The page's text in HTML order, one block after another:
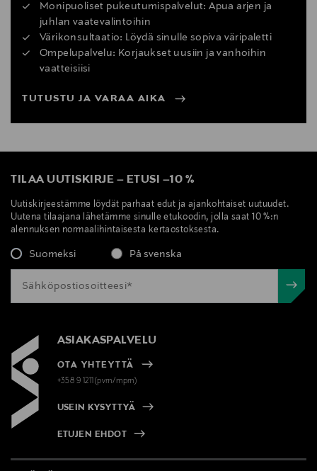
Monipuoliset pukeutumispalvelut: Apua arjen ja
juhlan vaatevalintoihin
Värikonsultaatio: Löydä sinulle sopiva väripaletti
Ompelupalvelu: Korjaukset uusiin ja vanhoihin
vaatteisiisi
TUTUSTU JA VARAA AIKA
TILAA UUTISKIRJE – ETUSI –10 %
Uutiskirjeestämme löydät parhaat edut ja ajankohtaiset uutuudet.
Uutena tilaajana lähetämme sinulle etukoodin, jolla saat 10 %:n
alennuksen normaalihintaisesta kertaostoksesta.
Suomeksi På svenska
ASIAKASPALVELU
OTA YHTEYTTÄ
+358 9 1211(pvm/mpm)
USEIN KYSYTTYÄ
ETUJEN EHDOT